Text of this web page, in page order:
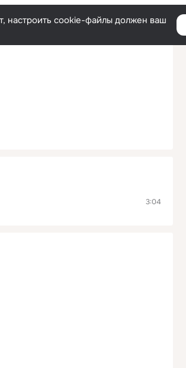
Русский
настроить cookie-файлы должен ваш
3:04